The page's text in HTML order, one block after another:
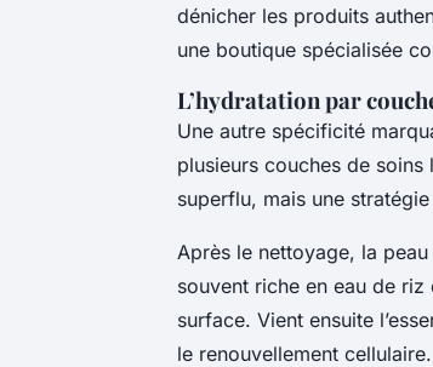
dénicher les produits
une boutique spécialisée
L’hydratation par
Une autre spécificité
plusieurs couches de soins
superflu, mais une
Après le nettoyage, la
souvent riche en eau de
surface. Vient ensuite
le renouvellement